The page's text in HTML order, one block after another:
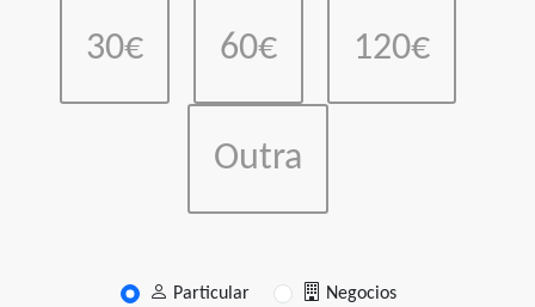
30€ 60€ 120€
Outra
Particular Negocios